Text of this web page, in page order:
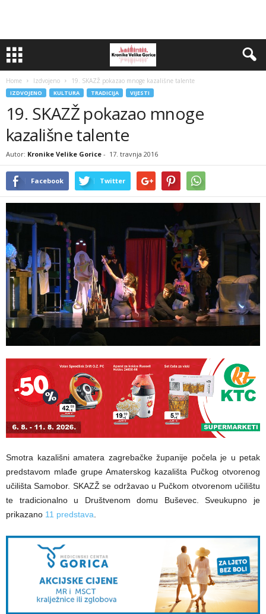
Home Izdvojeno 19. SKAZŽ pokazao mnoge kazališne talente
IZDVOJENO KULTURA TRADICIJA VIJESTI
19. SKAZŽ pokazao mnoge
kazališne talente
Autor: Kronike Velike Gorice - 17. travnja 2016
Facebook Twitter
Smotra kazališni amatera zagrebačke županije počela je u petak
predstavom mlađe grupe Amaterskog kazališta Pučkog otvorenog
učilišta Samobor. SKAZŽ se održavao u Pučkom otvorenom učilištu
te tradicionalno u Društvenom domu Buševec. Sveukupno je
prikazano 11 predstava